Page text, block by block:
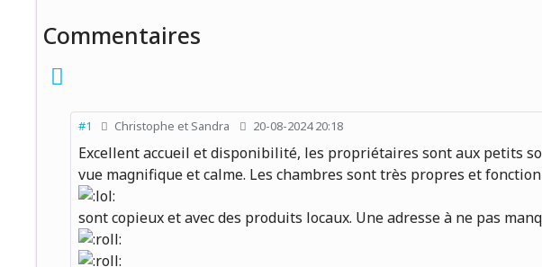
Commentaires
#1 Christophe et Sandra 20-08-2024 20:18
Excellent accueil et disponibilité, les propriétaires sont aux petits
vue magnifique et calme. Les chambres sont très propres et
sont copieux et avec des produits locaux. Une adresse à ne pas